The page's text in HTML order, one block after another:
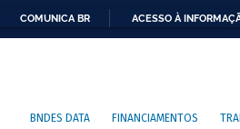
COMUNICA BR ACESSO À
BNDES DATA FINANCIAMENTOS